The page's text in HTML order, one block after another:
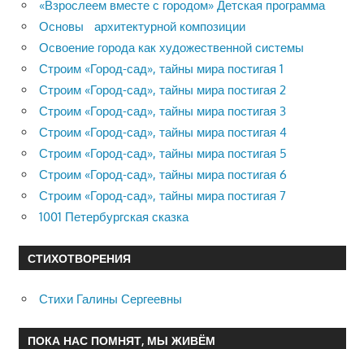
«Взрослеем вместе с городом» Детская программа
Основы архитектурной композиции
Освоение города как художественной системы
Строим «Город-сад», тайны мира постигая 1
Строим «Город-сад», тайны мира постигая 2
Строим «Город-сад», тайны мира постигая 3
Строим «Город-сад», тайны мира постигая 4
Строим «Город-сад», тайны мира постигая 5
Строим «Город-сад», тайны мира постигая 6
Строим «Город-сад», тайны мира постигая 7
1001 Петербургская сказка
СТИХОТВОРЕНИЯ
Стихи Галины Сергеевны
ПОКА НАС ПОМНЯТ, МЫ ЖИВЁМ